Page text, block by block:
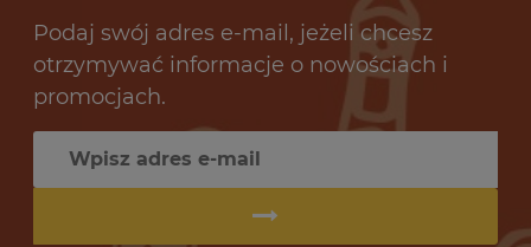
Podaj swój adres e-mail, jeżeli chcesz
otrzymywać informacje o nowościach i
promocjach.